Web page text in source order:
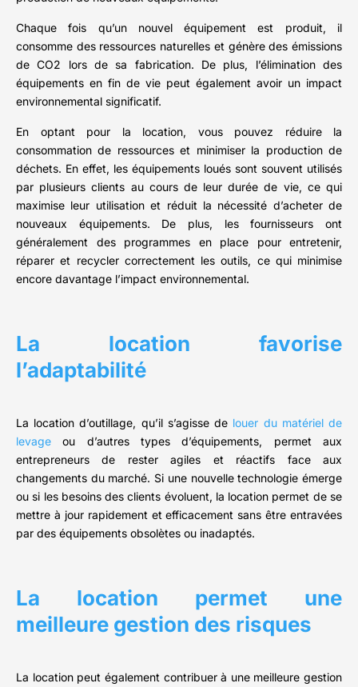
Chaque fois qu’un nouvel équipement est produit, il
consomme des ressources naturelles et génère des émissions
de CO2 lors de sa fabrication. De plus, l’élimination des
équipements en fin de vie peut également avoir un impact
environnemental significatif.
En optant pour la location, vous pouvez réduire la
consommation de ressources et minimiser la production de
déchets. En effet, les équipements loués sont souvent utilisés
par plusieurs clients au cours de leur durée de vie, ce qui
maximise leur utilisation et réduit la nécessité d’acheter de
nouveaux équipements. De plus, les fournisseurs ont
généralement des programmes en place pour entretenir,
réparer et recycler correctement les outils, ce qui minimise
encore davantage l’impact environnemental.
La location favorise
l’adaptabilité
La location d’outillage, qu’il s’agisse de louer du matériel de
levage ou d’autres types d’équipements, permet aux
entrepreneurs de rester agiles et réactifs face aux
changements du marché. Si une nouvelle technologie émerge
ou si les besoins des clients évoluent, la location permet de se
mettre à jour rapidement et efficacement sans être entravées
par des équipements obsolètes ou inadaptés.
La location permet une
meilleure gestion des risques
La location peut également contribuer à une meilleure gestion